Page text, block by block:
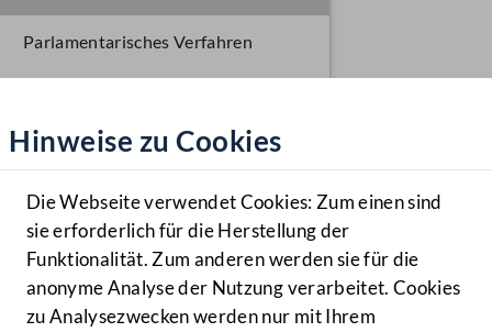
Hilfe
Benutzer
Navigationsmenü öffnen
MENÜ
Hinweise zu Cookies
Die Webseite verwendet Cookies: Zum einen sind
sie erforderlich für die Herstellung der
Funktionalität. Zum anderen werden sie für die
anonyme Analyse der Nutzung verarbeitet. Cookies
zu Analysezwecken werden nur mit Ihrem
Parlamentarisches Verfahren